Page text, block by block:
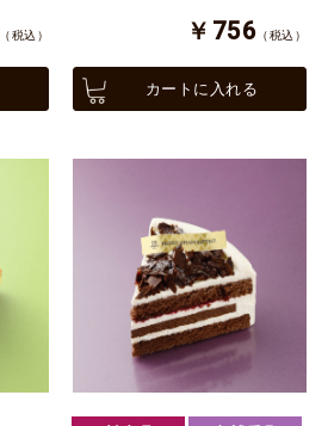
（税込） ￥756 （税込）
カートに入れる